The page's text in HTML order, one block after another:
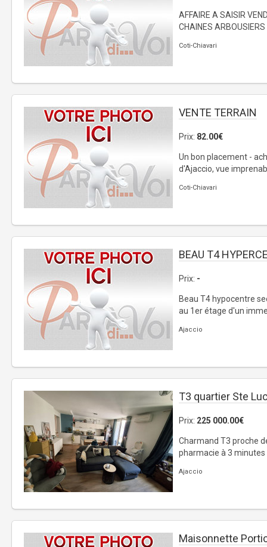
AFFAIRE A SAISIR
CHAINES
Coti-Chiavari
VENTE TERRAIN
Prix: 82.00€
Un bon placement -
d'Ajaccio, vue
Coti-Chiavari
BEAU T4
Prix: -
Beau T4 hypocentre
au 1er étage d'un
Ajaccio
T3 quartier Ste
Prix: 225 000.00€
Charmand T3 proche
pharmacie à 3 minutes
Ajaccio
Maisonnette